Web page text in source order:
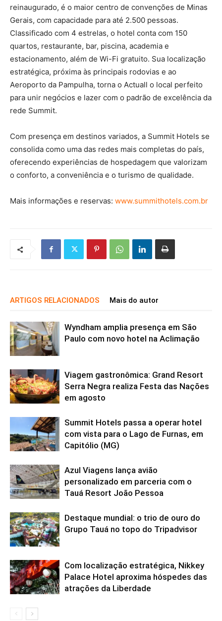
reinaugurado, é o maior centro de convenções de Minas
Gerais, com capacidade para até 2.500 pessoas.
Classificado com 4 estrelas, o hotel conta com 150
quartos, restaurante, bar, piscina, academia e
estacionamento, além de Wi-Fi gratuito. Sua localização
estratégica, próxima às principais rodovias e ao
Aeroporto da Pampulha, torna o Actuall o local perfeito
para unir negócios e lazer com o padrão de excelência da
rede Summit.
Com presença em destinos variados, a Summit Hotels se
consolida como uma das redes mais completas do país,
oferecendo experiências de hospedagem que valorizam
o conforto, a conveniência e o turismo de qualidade.
Mais informações e reservas: www.summithotels.com.br
ARTIGOS RELACIONADOS Mais do autor
Wyndham amplia presença em São
Paulo com novo hotel na Aclimação
Viagem gastronômica: Grand Resort
Serra Negra realiza Festa das Nações
em agosto
Summit Hotels passa a operar hotel
com vista para o Lago de Furnas, em
Capitólio (MG)
Azul Viagens lança avião
personalizado em parceria com o
Tauá Resort João Pessoa
Destaque mundial: o trio de ouro do
Grupo Tauá no topo do Tripadvisor
Com localização estratégica, Nikkey
Palace Hotel aproxima hóspedes das
atrações da Liberdade